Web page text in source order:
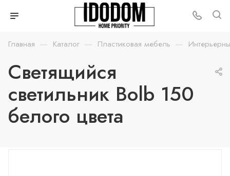
Главная — Каталог — Пластиковая мебель —
Светящийся
светильник Bolb 150
белого цвета